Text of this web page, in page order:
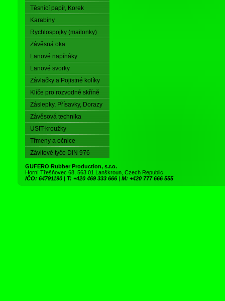
Těsnící papír, Korek
Karabiny
Rychlospojky (mailonky)
Závěsná oka
Lanové napínáky
Lanové svorky
Závlačky a Pojistné kolíky
Klíče pro rozvodné skříně
Záslepky, Přísavky, Dorazy
Závěsová technika
USIT-kroužky
Třmeny a očnice
Závitové tyče DIN 976
GUFERO Rubber Production, s.r.o.
Horní Třešňovec 68, 563 01 Lanškroun, Czech Republic
IČO: 64791190 | T: +420 469 333 666 | M: +420 777 666 555